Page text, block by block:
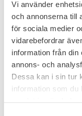
Vi använder
och annonserna till
för sociala medier
vidarebefordrar
information från din
annons- och
Dessa kan i sin tur
information som du